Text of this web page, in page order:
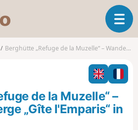
s
o
o
T
o
g
l
n
v
Berghütte „Refuge de la Muzelle“ – Wanderherberge „Gîte l'Emparis“ in Mizoën
de la Muzelle“ –
„Gîte l'Emparis“ in